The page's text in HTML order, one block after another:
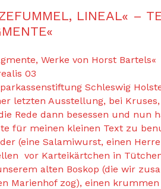
LINEAL« –
Werke von Horst Bartels«
03
Schleswig
letzten Ausstellung, bei
Rede dann besessen und nun
für meinen kleinen Text zu
(eine Salamiwurst, einen
vor Karteikärtchen in
alten Boskop (die wir
Marienhof zog), einen